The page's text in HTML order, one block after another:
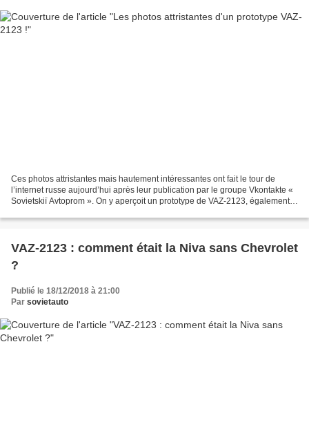
Ces photos attristantes mais hautement intéressantes ont fait le tour de
l’internet russe aujourd’hui après leur publication par le groupe Vkontakte «
Sovietskiï Avtoprom ». On y aperçoit un prototype de VAZ-2123, également
VAZ-2123 : comment était la Niva sans Chevrolet
?
Publié le 18/12/2018 à 21:00
Par sovietauto